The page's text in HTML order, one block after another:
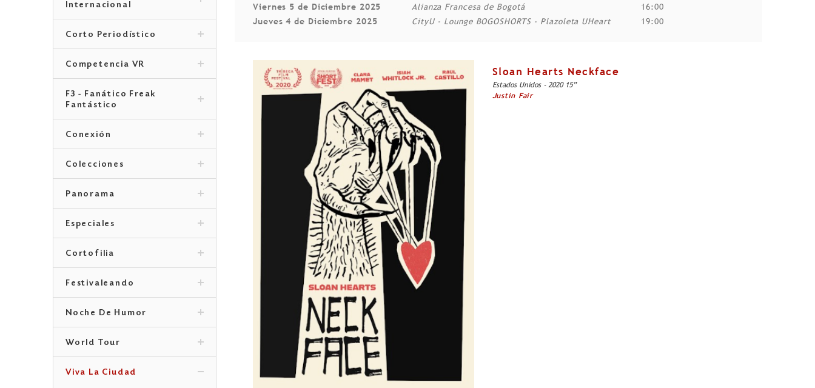
Viernes 5 de Diciembre 2025 Alianza Francesa de Bogotá
16:00
Jueves 4 de Diciembre 2025
CityU - Lounge BOGOSHORTS - Plazoleta UHeart 19:00
Sloan Hearts Neckface
Estados Unidos - 2020 15”
Justin Fair
Internacional
Corto Periodístico
Competencia VR
F3 - Fanático Freak
Fantástico
Conexión
Colecciones
Panorama
Especiales
Cortofilia
Festivaleando
Noche De Humor
World Tour
Viva La Ciudad